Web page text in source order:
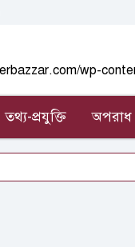
তথ্য-প্রযুক্তি অপরাধ